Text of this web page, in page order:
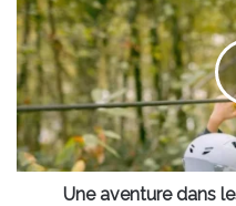
solidaire
aventure
dans
les
arbres
à
minutes
de
BordeauxUne aventure dans